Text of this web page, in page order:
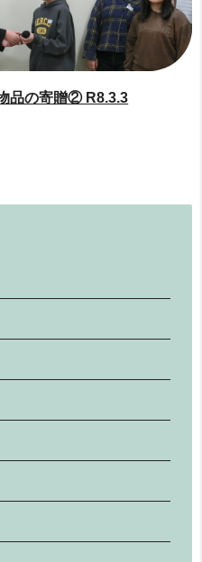
品の寄贈② R8.3.3